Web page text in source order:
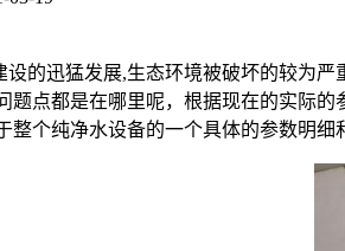
的迅猛发展,生态环境被破坏的较为
题点都是在哪里呢，根据现在的实际
整个纯净水设备的一个具体的参数明细